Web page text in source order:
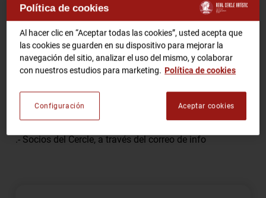
RCA TV
RCA TEATRO
Gastronomic Experience 360º
Entradas Eventos
HAZTE SOCIO
Actividad conjunta con Urban Sketchers de Barcelona.
Imprescindible inscripción previa.
.- Socios del Cercle, a través del correo de info
Política de cookies
Al hacer clic en “Aceptar todas las cookies”, usted acepta que
las cookies se guarden en su dispositivo para mejorar la
navegación del sitio, analizar el uso del mismo, y colaborar
con nuestros estudios para marketing. Política de cookies
Aceptar cookies
Configuración